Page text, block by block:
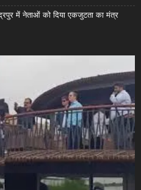
में नेताओं को दिया एकजुटता का मंत्र